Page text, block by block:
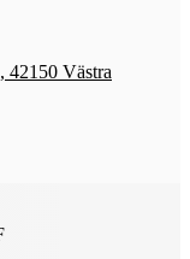
42150 Västra